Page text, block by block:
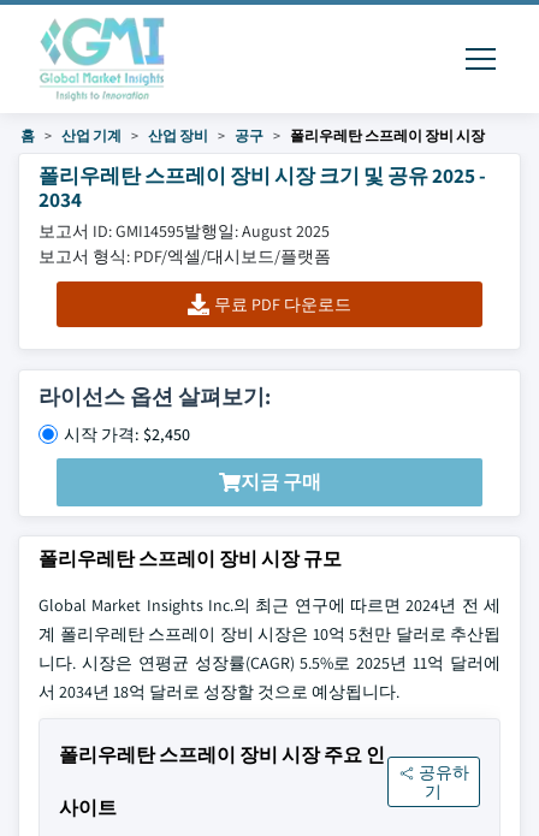
홈 산업 기계 산업 장비 공구 폴리우레탄 스프레이 장비 시장
폴리우레탄 스프레이 장비 시장 크기 및 공유 2025 -
2034
보고서 ID: GMI14595발행일: August 2025
보고서 형식: PDF/엑셀/대시보드/플랫폼
무료 PDF 다운로드
라이선스 옵션 살펴보기:
시작 가격: $2,450
지금 구매
폴리우레탄 스프레이 장비 시장 규모
Global Market Insights Inc.의 최근 연구에 따르면 2024년 전 세
계 폴리우레탄 스프레이 장비 시장은 10억 5천만 달러로 추산됩
니다. 시장은 연평균 성장률(CAGR) 5.5%로 2025년 11억 달러에
서 2034년 18억 달러로 성장할 것으로 예상됩니다.
폴리우레탄 스프레이 장비 시장 주요 인
사이트
공유하
기